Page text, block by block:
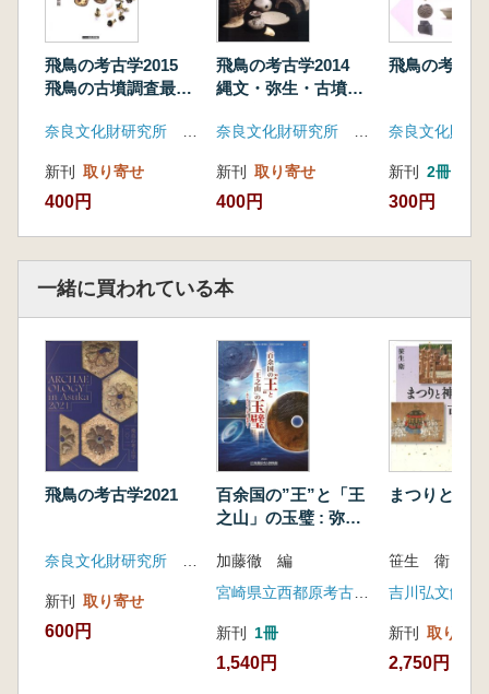
飛鳥の考古学2015
飛鳥の古墳調査最前
奈良文化財研究所 飛鳥資料館
新刊 取り寄せ
400円
飛鳥の考古学2014
縄文・弥生・古墳か
奈良文化財研究所 飛鳥資料館
新刊 取り寄せ
400円
飛鳥の考古
新刊 2冊
300円
一緒に買われている本
飛鳥の考古学2021
新刊 取り寄せ
600円
百余国の”王”と「王
之山」の玉璧 : 弥生
品
加藤徹 編
新刊 1冊
1,540円
まつりと神
笹生 衛 著
吉川弘文館
新刊 取り寄せ
2,750円